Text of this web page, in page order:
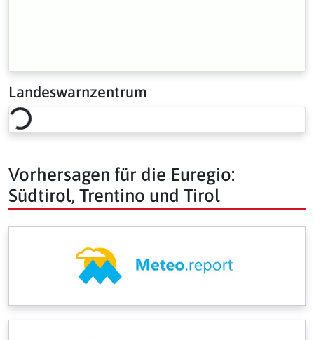
Landeswarnzentrum
Loading risk overview…
Vorhersagen für die Euregio:
Südtirol, Trentino und Tirol